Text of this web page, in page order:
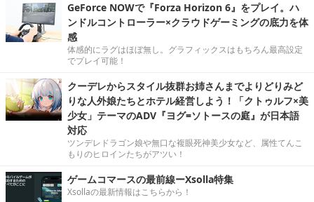
GeForce NOWで『Forza Horizon 6』をプレイ。ハ
ンドルコントローラー×クラウドゲーミングの底力を体
感
体感的にラグはほぼ無し。グラフィックスはもちろん最高設定
でプレイ可能！
クーデレからスタイル抜群お姉さんまでよりどりみど
りな人外娘たちとホテル経営しよう！「クトゥルフ×美
少女」テーマのADV『ヨグ=ソトースの庭』が日本語
対応
ツンデレドラゴン娘や無口な複眼死神美少女など、属性てんこ
もりのヒロインたちがアツい！
ゲームコマースの最前線ーXsolla特集
Xsollaの最新情報はこちらから！